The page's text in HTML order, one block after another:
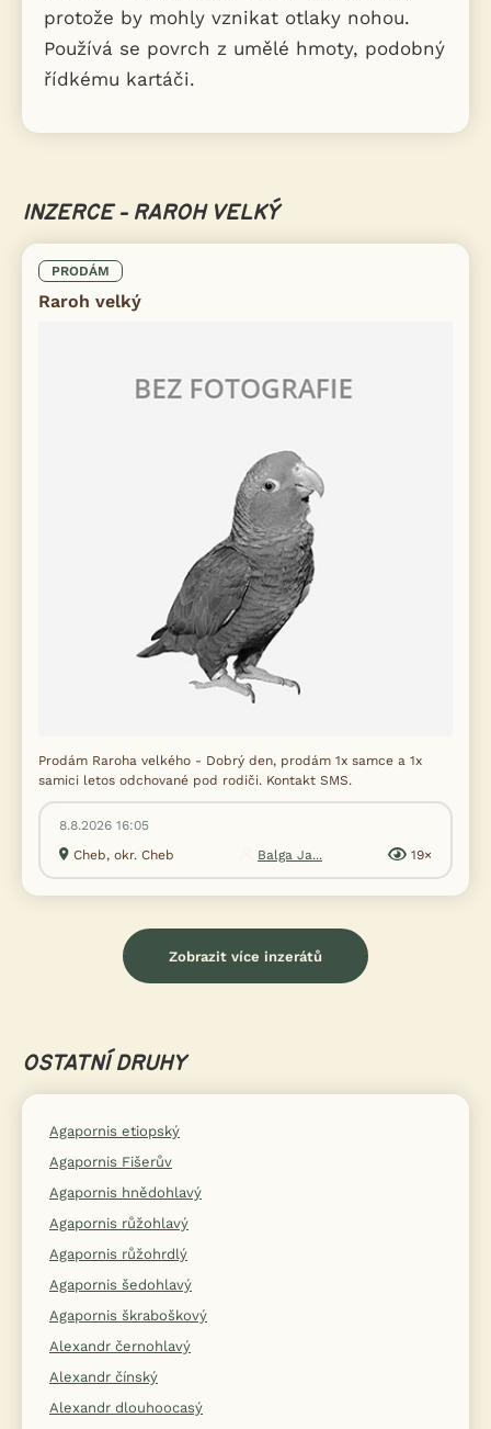
protože by mohly vznikat otlaky nohou.
Používá se povrch z umělé hmoty, podobný
řídkému kartáči.
INZERCE - RAROH VELKÝ
PRODÁM
Raroh velký
Prodám Raroha velkého - Dobrý den, prodám 1x samce a 1x
samici letos odchované pod rodiči. Kontakt SMS.
8.8.2026 16:05
Cheb, okr. Cheb
Balga Ja... 19×
Zobrazit více inzerátů
OSTATNÍ DRUHY
Agapornis etiopský
Agapornis Fišerův
Agapornis hnědohlavý
Agapornis růžohlavý
Agapornis růžohrdlý
Agapornis šedohlavý
Agapornis škraboškový
Alexandr černohlavý
Alexandr čínský
Alexandr dlouhoocasý